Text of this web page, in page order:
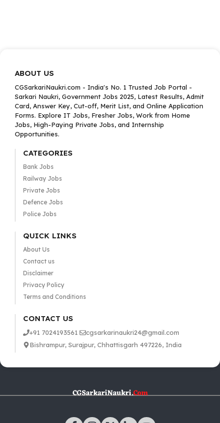
ABOUT US
CGSarkariNaukri.com - India's No. 1 Trusted Job Portal -
Sarkari Naukri, Government Jobs 2025, Latest Results, Admit
Card, Answer Key, Cut-off, Merit List, and Online Application
Forms. Explore IT Jobs, Fresher Jobs, Work from Home
Jobs, High-Paying Private Jobs, and Internship
Opportunities.
CATEGORIES
Bank Jobs
Railway Jobs
Private Jobs
Defence Jobs
Police Jobs
QUICK LINKS
About Us
Contact us
Disclaimer
Privacy Policy
Terms and Conditions
CONTACT US
+91 7024193561
cgsarkarinaukri24@gmail.com
Bishrampur, Surajpur, Chhattisgarh 497226, India